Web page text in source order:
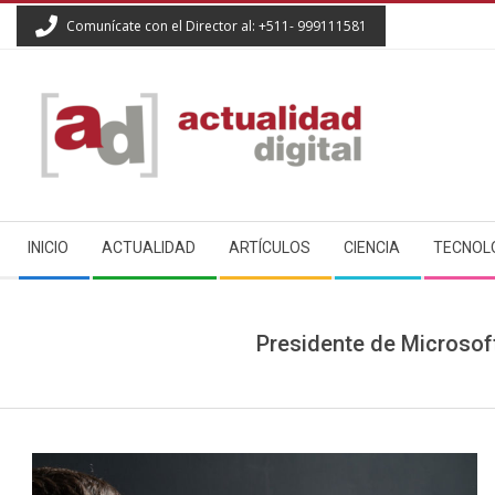
Comunícate con el Director al: +511- 999111581
ACTUALIDAD
DIGITAL
Navigation
Menu
INICIO ACTUALIDAD ARTÍCULOS CIENCIA
Presidente de